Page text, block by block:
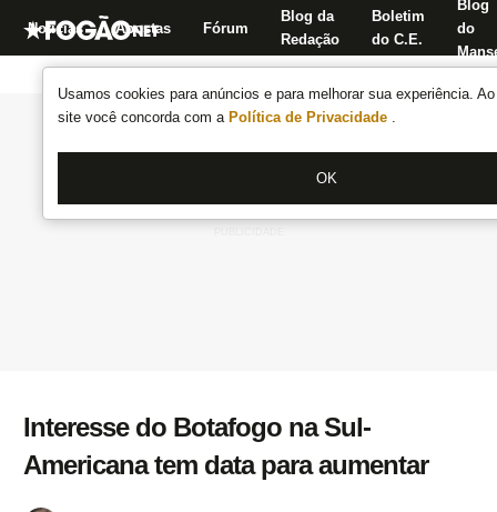
Usamos cookies para anúncios e para melhorar sua experiência.
site você concorda com a Política de Privacidade .
OK
Notícias Apostas Fórum
Blog da
Redação
Boletim
do C.E.
Blog
do
Interesse do Botafogo na Sul-
Americana tem data para aumentar